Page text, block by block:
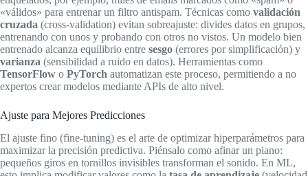
«válidos» para entrenar un filtro antispam. Técnicas como validación
cruzada (cross-validation) evitan sobreajuste: divides datos en grupos,
entrenando con unos y probando con otros no vistos. Un modelo bien
entrenado alcanza equilibrio entre sesgo (errores por simplificación) y
varianza (sensibilidad a ruido en datos). Herramientas como
TensorFlow o PyTorch automatizan este proceso, permitiendo a no
expertos crear modelos mediante APIs de alto nivel.
Ajuste para Mejores Predicciones
El ajuste fino (fine-tuning) es el arte de optimizar hiperparámetros para
maximizar la precisión predictiva. Piénsalo como afinar un piano:
pequeños giros en tornillos invisibles transforman el sonido. En ML,